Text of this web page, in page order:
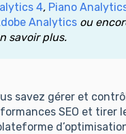
4, Piano
Analytics ou
savoir plus.
savez gérer et
SEO et tirer